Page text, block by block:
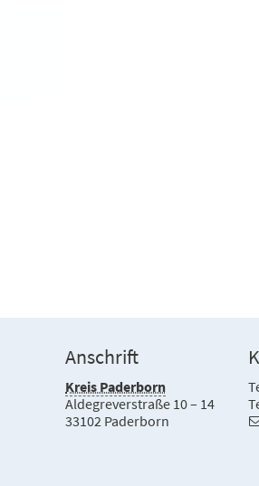
Anschrift
Kreis Paderborn
Aldegreverstraße 10 – 14
33102 Paderborn